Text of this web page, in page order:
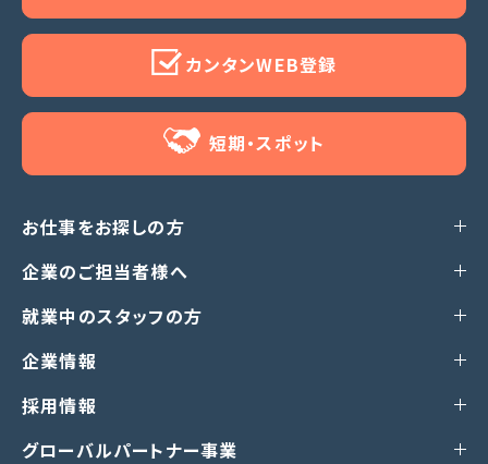
カンタンWEB登録
短期・スポット
お仕事をお探しの方
企業のご担当者様へ
就業中のスタッフの方
企業情報
採用情報
グローバルパートナー事業